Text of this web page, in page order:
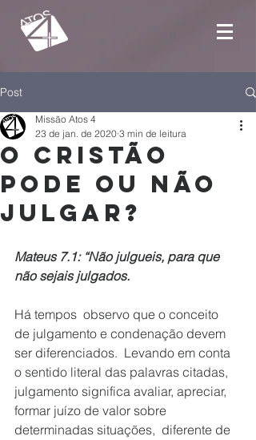
Post
O cristão
pode ou não
julgar?
Missão Atos 4
23 de jan. de 2020 3 min de leitura
Mateus 7.1: “Não julgueis, para que
não sejais julgados.
Há tempos  observo que o conceito
de julgamento e condenação devem
ser diferenciados.  Levando em conta
o sentido literal das palavras citadas,
julgamento significa avaliar, apreciar,
formar juízo de valor sobre
determinadas situações,  diferente de